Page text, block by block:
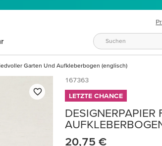
Garten Und Aufkleberbogen (englisch)
167363
LETZTE CHANCE
DESIGNERPAPIER
20,75 €